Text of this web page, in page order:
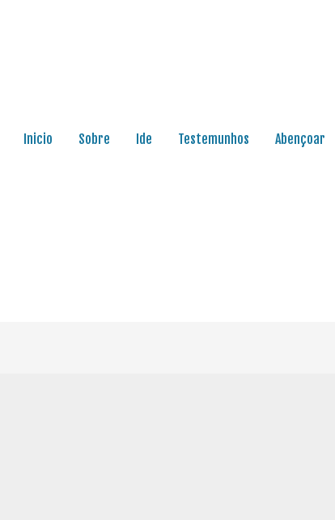
Inicio Sobre Ide Testemunhos Abençoar